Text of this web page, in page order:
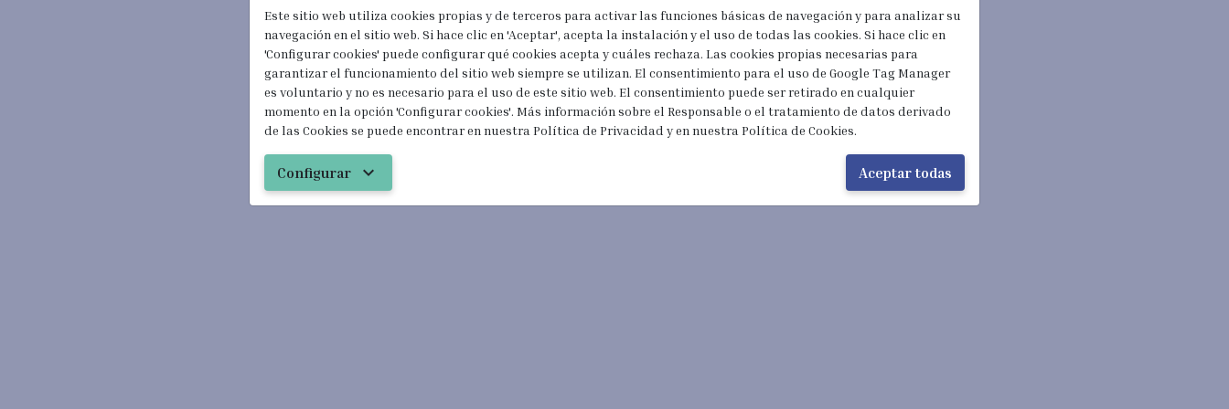
Este sitio web utiliza cookies propias y de terceros para activar las funciones básicas de navegación y para analizar su
navegación en el sitio web. Si hace clic en 'Aceptar', acepta la instalación y el uso de todas las cookies. Si hace clic en
'Configurar cookies' puede configurar qué cookies acepta y cuáles rechaza. Las cookies propias necesarias para
garantizar el funcionamiento del sitio web siempre se utilizan. El consentimiento para el uso de Google Tag Manager
es voluntario y no es necesario para el uso de este sitio web. El consentimiento puede ser retirado en cualquier
momento en la opción 'Configurar cookies'. Más información sobre el Responsable o el tratamiento de datos derivado
de las Cookies se puede encontrar en nuestra Política de Privacidad y en nuestra Política de Cookies.
Configurar expand_more Aceptar todas